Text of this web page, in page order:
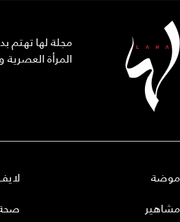
مجلة لها تهتم
المرأة
موضة
مشاهير